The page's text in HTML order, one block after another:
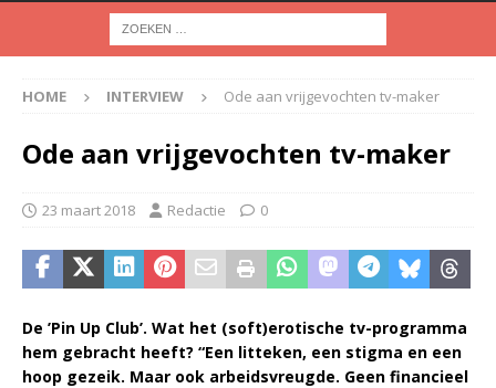
HOME INTERVIEW Ode aan vrijgevochten tv-maker
Ode aan vrijgevochten tv-maker
23 maart 2018 Redactie 0
De ’Pin Up Club’. Wat het (soft)ero­ti­sche tv-pro­gram­ma
hem ge­bracht heeft? “Een lit­te­ken, een stig­ma en een
hoop ge­zeik. Maar ook ar­beids­vreug­de. Geen fi­nan­ci­eel